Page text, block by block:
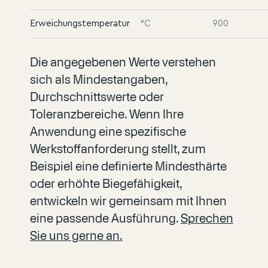
Erweichungstemperatur °C 900
Die angegebenen Werte verstehen
sich als Mindestangaben,
Durchschnittswerte oder
Toleranzbereiche. Wenn Ihre
Anwendung eine spezifische
Werkstoffanforderung stellt, zum
Beispiel eine definierte Mindesthärte
oder erhöhte Biegefähigkeit,
entwickeln wir gemeinsam mit Ihnen
eine passende Ausführung.Sprechen
Sie uns gerne an.